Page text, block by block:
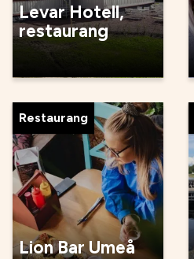
Levar Hotell,
restaurang
Restaurang
Lion Bar Umeå